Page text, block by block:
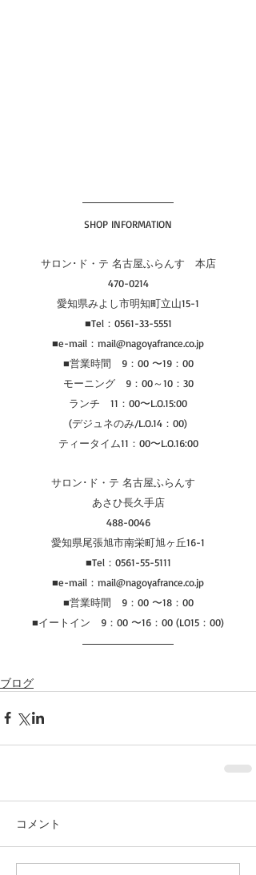
SHOP INFORMATION
サロン･ド・テ 名古屋ふらんす　本店
470-0214
愛知県みよし市明知町立山15-1
■Tel：0561-33-5551
■e-mail：mail@nagoyafrance.co.jp
■営業時間　9：00 〜19：00
モーニング　9：00～10：30
ランチ　11：00〜L.O.15:00
(デジュネのみ/L.O.14：00)
ティータイム11：00〜L.O.16:00
サロン･ド・テ 名古屋ふらんす
あさひ長久手店
488-0046
愛知県尾張旭市南栄町旭ヶ丘16-1
■Tel：0561-55-5111
■e-mail：mail@nagoyafrance.co.jp
■営業時間　9：00 〜18：00
■イートイン　9：00 〜16：00 (LO15：00)
ブログ
コメント